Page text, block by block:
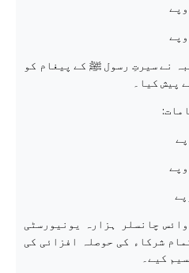
نے سیرتِ رسول ﷺ کے پیغام کو
پیش کیا۔
چانسلر ہزارہ یونیورسٹی
شرکاء کی حوصلہ افزائی کی
کیے۔